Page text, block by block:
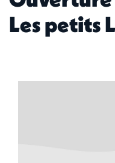
Les petits